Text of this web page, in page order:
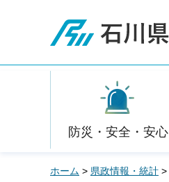
石川県
防災・安全・安心
ホーム > 県政情報・統計 >